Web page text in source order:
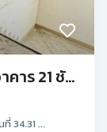
าร 21 ชั...
34.31 ...